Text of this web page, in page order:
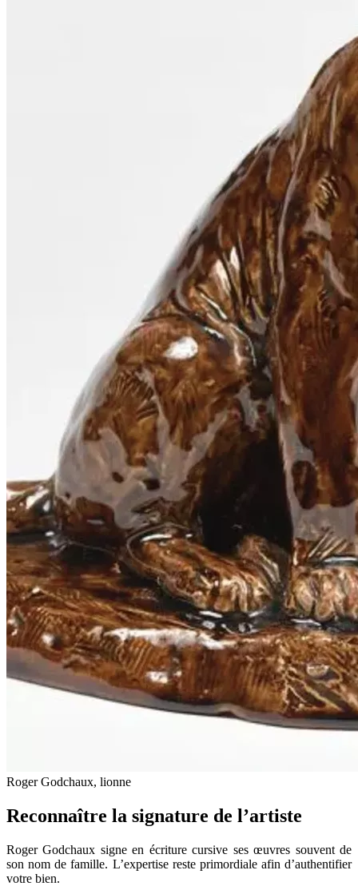
Roger Godchaux, lionne
Reconnaître la signature de l’artiste
Roger Godchaux signe en écriture cursive ses œuvres souvent de
son nom de famille. L’expertise reste primordiale afin d’authentifier
votre bien.